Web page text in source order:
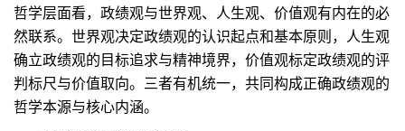
哲学层面看，政绩观与世界观、人生观、价值观有内在的必
然联系。世界观决定政绩观的认识起点和基本原则，人生观
确立政绩观的目标追求与精神境界，价值观标定政绩观的评
判标尺与价值取向。三者有机统一，共同构成正确政绩观的
哲学本源与核心内涵。